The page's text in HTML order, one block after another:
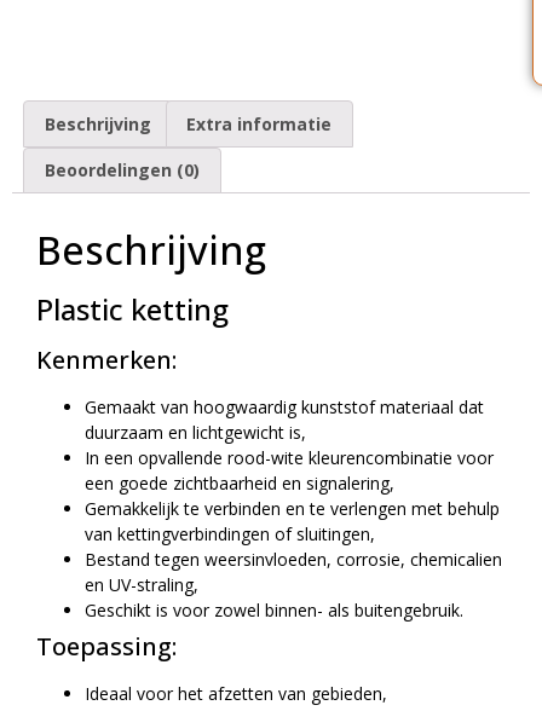
Beschrijving Extra informatie
Beoordelingen (0)
Beschrijving
Plastic ketting
Kenmerken:
Gemaakt van hoogwaardig kunststof materiaal dat
duurzaam en lichtgewicht is,
In een opvallende rood-wite kleurencombinatie voor
een goede zichtbaarheid en signalering,
Gemakkelijk te verbinden en te verlengen met behulp
van kettingverbindingen of sluitingen,
Bestand tegen weersinvloeden, corrosie, chemicalien
en UV-straling,
Geschikt is voor zowel binnen- als buitengebruik.
Toepassing:
Ideaal voor het afzetten van gebieden,